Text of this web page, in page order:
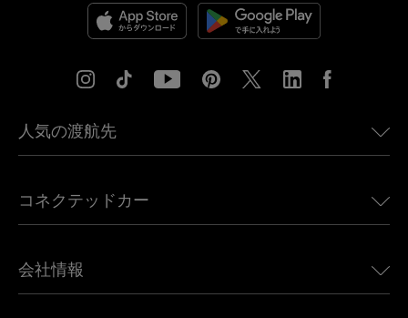
人気の渡航先
ヨーロッパ向けeSIM
カナダ向けeSIM
コネクテッドカー
Land Rover向けUbigi
会社情報